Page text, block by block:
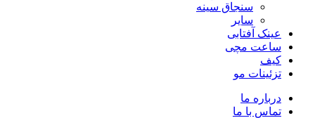
سنجاق سینه
سایر
عینک آفتابی
ساعت مچی
کیف
تزئینات مو
درباره ما
تماس با ما